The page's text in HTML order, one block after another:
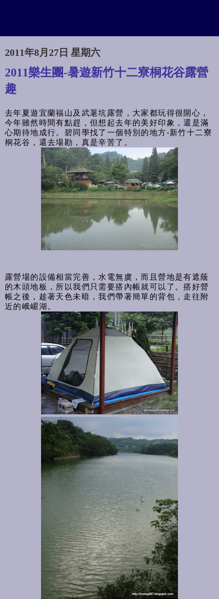
2011年8月27日 星期六
2011樂生團-暑遊新竹十二寮桐花谷露營
趣
去年夏遊宜蘭福山及武荖坑露營，大家都玩得很開心，
今年雖然時間有點趕，但想起去年的美好印象，還是滿
心期待地成行。碧同學找了一個特別的地方-新竹十二寮
桐花谷，還去場勘，真是辛苦了。
露營場的設備相當完善，水電無虞，而且營地是有遮蔭
的木頭地板，所以我們只需要搭內帳就可以了。搭好營
帳之後，趁著天色未暗，我們帶著簡單的背包，走往附
近的峨嵋湖。